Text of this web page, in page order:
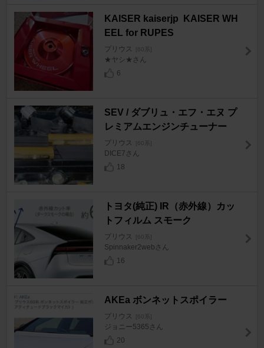
KAISER kaiserjp KAISER WH
EEL for RUPES
プリウス [60系]
★ヤシ★さん
6
SEV / ダブリュ・エフ・エヌ プ
レミアムエンジンチューナー
プリウス [60系]
DICE7さん
18
トヨタ(純正) IR（赤外線）カッ
トフィルム スモーク
プリウス [60系]
Spinnaker2webさん
16
AKEa ボンネットスポイラー
プリウス [60系]
ジョニー5365さん
20